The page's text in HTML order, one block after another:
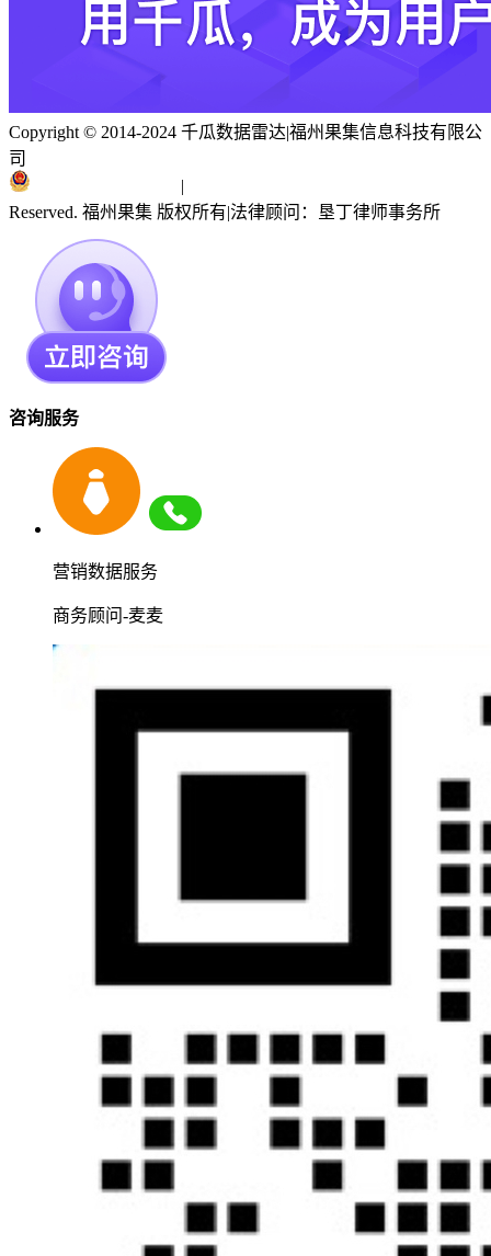
Copyright © 2014-2024 千瓜数据雷达|福州果集信息科技有限公
司
|
Reserved. 福州果集 版权所有|法律顾问：垦丁律师事务所
咨询服务
营销数据服务
商务顾问-麦麦